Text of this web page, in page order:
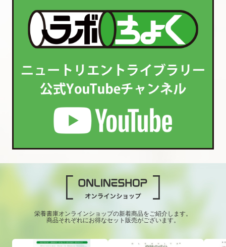
栄養書庫オンラインショップの新着商品をご紹介します。
商品それぞれにお得なセット販売がございます。